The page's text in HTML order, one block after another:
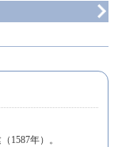
1587年）。